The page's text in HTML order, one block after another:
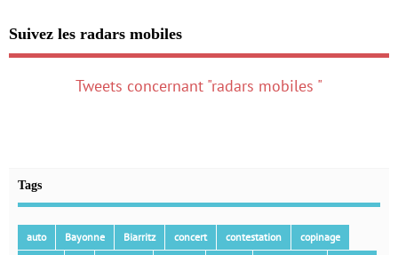
Suivez les radars mobiles
Tweets concernant "radars mobiles "
Tags
auto Bayonne Biarritz concert contestation
copinage